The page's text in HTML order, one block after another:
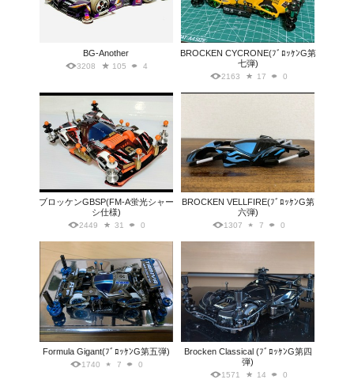
BG-Another
3208 105 4
BROCKEN CYCRONE(ﾌﾞﾛｯｹﾝG第
七弾)
2163 17 0
ブロッケンGBSP(FM-A蛍光シャー
シ仕様)
2449 31 0
BROCKEN VELLFIRE(ﾌﾞﾛｯｹﾝG第
六弾)
1307 7 0
Formula Gigant(ﾌﾞﾛｯｹﾝG第五弾)
1740 7 0
Brocken Classical (ﾌﾞﾛｯｹﾝG第四
弾)
1571 14 0